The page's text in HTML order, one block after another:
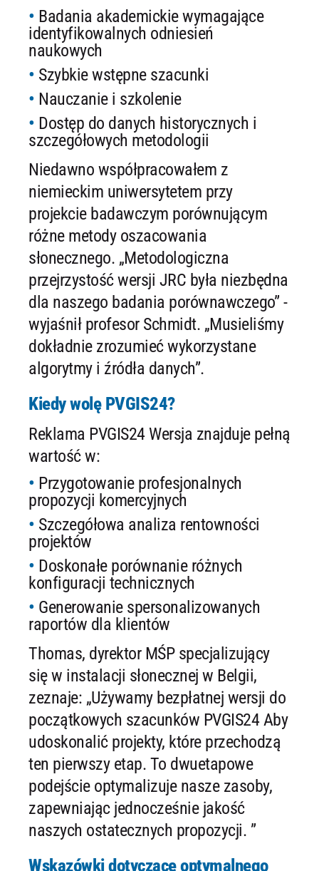
Badania akademickie wymagające
identyfikowalnych odniesień
naukowych
Szybkie wstępne szacunki
Nauczanie i szkolenie
Dostęp do danych historycznych i
szczegółowych metodologii
Niedawno współpracowałem z
niemieckim uniwersytetem przy
projekcie badawczym porównującym
różne metody oszacowania
słonecznego. „Metodologiczna
przejrzystość wersji JRC była niezbędna
dla naszego badania porównawczego” -
wyjaśnił profesor Schmidt. „Musieliśmy
dokładnie zrozumieć wykorzystane
algorytmy i źródła danych”.
Kiedy wolę PVGIS24?
Reklama PVGIS24 Wersja znajduje pełną
wartość w:
Przygotowanie profesjonalnych
propozycji komercyjnych
Szczegółowa analiza rentowności
projektów
Doskonałe porównanie różnych
konfiguracji technicznych
Generowanie spersonalizowanych
raportów dla klientów
Thomas, dyrektor MŚP specjalizujący
się w instalacji słonecznej w Belgii,
zeznaje: „Używamy bezpłatnej wersji do
początkowych szacunków PVGIS24 Aby
udoskonalić projekty, które przechodzą
ten pierwszy etap. To dwuetapowe
podejście optymalizuje nasze zasoby,
zapewniając jednocześnie jakość
naszych ostatecznych propozycji. ”
Wskazówki dotyczące optymalnego